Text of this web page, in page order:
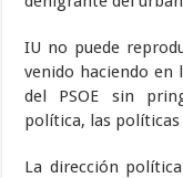
IU no puede
venido haciendo en
del PSOE sin
política, las políticas
La dirección